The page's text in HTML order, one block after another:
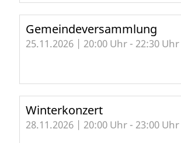
Gemeindeversammlung
25.11.2026 | 20:00 Uhr - 22:30 Uhr
Winterkonzert
28.11.2026 | 20:00 Uhr - 23:00 Uhr